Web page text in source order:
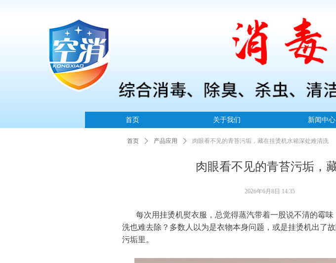
首页 关于我们 新闻中心
肉眼看不见的青苔污垢，
首页 ꄲ 产品应用 ꄲ 肉眼看不见的青苔污垢，藏在挂烫机水箱深处难清洗
每次用挂烫机熨衣服，总觉得蒸汽带着一股说不清的霉
洗也难去除？多数人以为是衣物本身问题，或是挂烫机出了
污垢里。
2026年6月8日 14:35